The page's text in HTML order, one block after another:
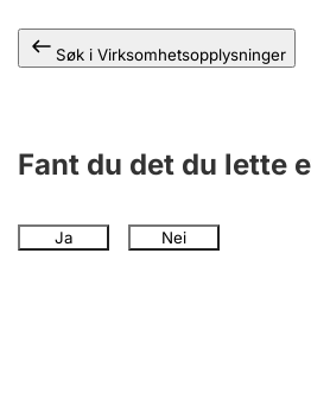
Søk i Virksomhetsopplysninger
Fant du det du lette
Ja Nei